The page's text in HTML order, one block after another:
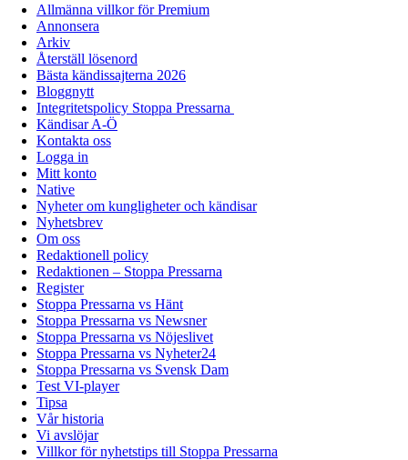
Allmänna villkor för Premium
Annonsera
Arkiv
Återställ lösenord
Bästa kändissajterna 2026
Bloggnytt
Integritetspolicy Stoppa Pressarna
Kändisar A-Ö
Kontakta oss
Logga in
Mitt konto
Native
Nyheter om kungligheter och kändisar
Nyhetsbrev
Om oss
Redaktionell policy
Redaktionen – Stoppa Pressarna
Register
Stoppa Pressarna vs Hänt
Stoppa Pressarna vs Newsner
Stoppa Pressarna vs Nöjeslivet
Stoppa Pressarna vs Nyheter24
Stoppa Pressarna vs Svensk Dam
Test VI-player
Tipsa
Vår historia
Vi avslöjar
Villkor för nyhetstips till Stoppa Pressarna